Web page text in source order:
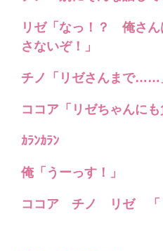
リゼ「なっ！？ 俺さん
さないぞ！」
チノ「リゼさんまで……
ココア「リゼちゃんにも
ｶﾗﾝｶﾗﾝ
俺「うーっす！」
ココア チノ リゼ 「「